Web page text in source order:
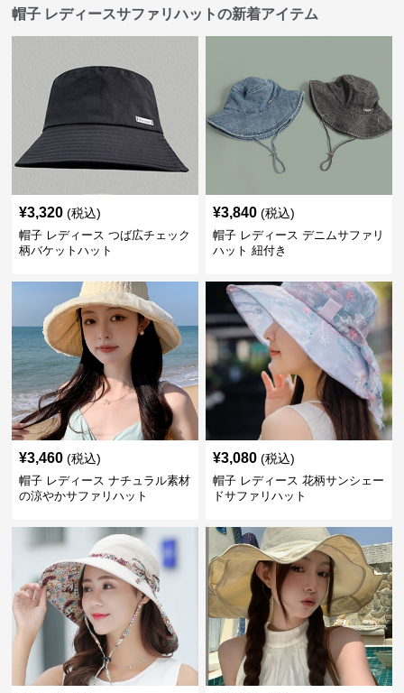
帽子 レディースサファリハットの新着アイテム
¥3,320 (税込)
帽子 レディース つば広チェック
柄バケットハット
¥3,840 (税込)
帽子 レディース デニムサファリ
ハット 紐付き
¥3,460 (税込)
帽子 レディース ナチュラル素材
の涼やかサファリハット
¥3,080 (税込)
帽子 レディース 花柄サンシェー
ドサファリハット